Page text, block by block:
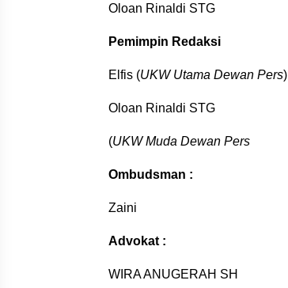
Oloan Rinaldi STG
Pemimpin Redaksi
Elfis (UKW Utama Dewan Pers)
Oloan Rinaldi STG
(UKW Muda Dewan Pers
Ombudsman :
Zaini
Advokat :
WIRA ANUGERAH SH